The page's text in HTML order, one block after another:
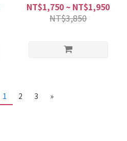
NT$1,750 ~ NT$1,950
NT$3,850
1 2 3 »